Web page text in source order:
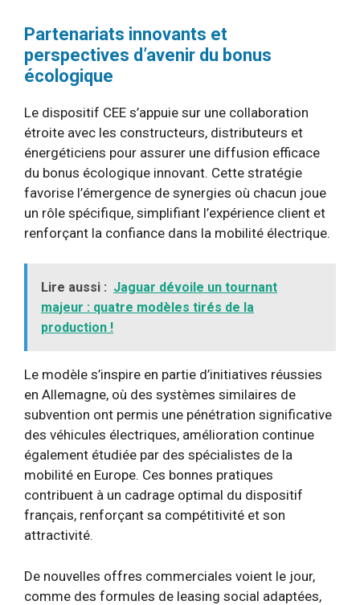
Partenariats innovants et
perspectives d’avenir du bonus
écologique
Le dispositif CEE s’appuie sur une collaboration
étroite avec les constructeurs, distributeurs et
énergéticiens pour assurer une diffusion efficace
du bonus écologique innovant. Cette stratégie
favorise l’émergence de synergies où chacun joue
un rôle spécifique, simplifiant l’expérience client et
renforçant la confiance dans la mobilité électrique.
Lire aussi : Jaguar dévoile un tournant
majeur : quatre modèles tirés de la
production !
Le modèle s’inspire en partie d’initiatives réussies
en Allemagne, où des systèmes similaires de
subvention ont permis une pénétration significative
des véhicules électriques, amélioration continue
également étudiée par des spécialistes de la
mobilité en Europe. Ces bonnes pratiques
contribuent à un cadrage optimal du dispositif
français, renforçant sa compétitivité et son
attractivité.
De nouvelles offres commerciales voient le jour,
comme des formules de leasing social adaptées,